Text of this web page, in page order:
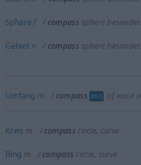
Sphäre f compass sphere
Gebiet n compass sphere
Umfang m compass MUS of voice
Kreis m compass circle, curve
Ring m compass circle, curve